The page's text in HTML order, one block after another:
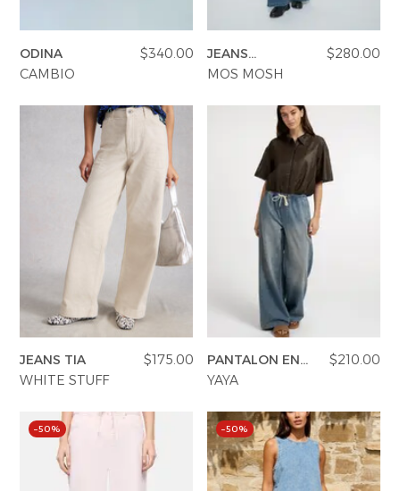
ODINA
$340.00
CAMBIO
JEANS
MMCOLETTE
$280.00
MOS MOSH
JEANS TIA
$175.00
WHITE STUFF
PANTALON EN
DENIM
$210.00
YAYA
–50% –50%
YERSE
SUMMER MEMORIES
EUCALAN
MONSILLAGE
VESTONS
VESTES | MANTEAUX
ESSENTIELS
ACCESSOIRES | PARFUMS
PARFUMS | SAVONS
BIJOUX
VOIR TOUT
CHAUSSURES